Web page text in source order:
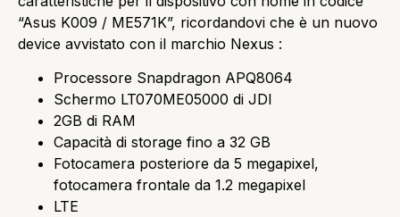
“Asus K009 / ME571K”, ricordandovi che è un nuovo
device avvistato con il marchio Nexus :
Processore Snapdragon APQ8064
Schermo LT070ME05000 di JDI
2GB di RAM
Capacità di storage fino a 32 GB
Fotocamera posteriore da 5 megapixel,
fotocamera frontale da 1.2 megapixel
LTE